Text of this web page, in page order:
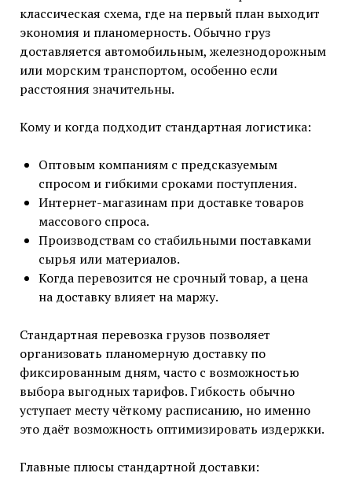
классическая схема, где на первый план выходит
экономия и планомерность. Обычно груз
доставляется автомобильным, железнодорожным
или морским транспортом, особенно если
расстояния значительны.
Кому и когда подходит стандартная логистика:
Оптовым компаниям с предсказуемым
спросом и гибкими сроками поступления.
Интернет-магазинам при доставке товаров
массового спроса.
Производствам со стабильными поставками
сырья или материалов.
Когда перевозится не срочный товар, а цена
на доставку влияет на маржу.
Стандартная перевозка грузов позволяет
организовать планомерную доставку по
фиксированным дням, часто с возможностью
выбора выгодных тарифов. Гибкость обычно
уступает месту чёткому расписанию, но именно
это даёт возможность оптимизировать издержки.
Главные плюсы стандартной доставки: